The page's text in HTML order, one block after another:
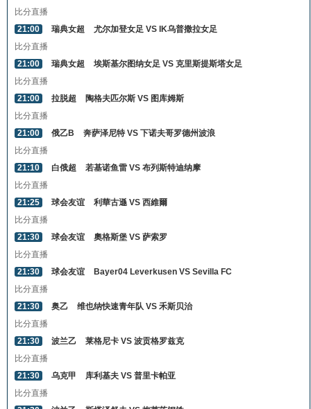
比分直播
21:00
瑞典女超
尤尔加登女足 VS IK乌普撒拉女足
比分直播
21:00
瑞典女超
埃斯基尔图纳女足 VS 克里斯提斯塔女足
比分直播
21:00
拉脱超
陶格夫匹尔斯 VS 图库姆斯
比分直播
21:00
俄乙B
奔萨泽尼特 VS 下诺夫哥罗德州波浪
比分直播
21:10
白俄超
若基诺鱼雷 VS 布列斯特迪纳摩
比分直播
21:25
球会友谊
利華古遜 VS 西維爾
比分直播
21:30
球会友谊
奧格斯堡 VS 萨索罗
比分直播
21:30
球会友谊
Bayer04 Leverkusen VS Sevilla FC
比分直播
21:30
奥乙
维也纳快速青年队 VS 禾斯贝治
比分直播
21:30
波兰乙
莱格尼卡 VS 波贡格罗兹克
比分直播
21:30
乌克甲
库利基夫 VS 普里卡帕亚
比分直播